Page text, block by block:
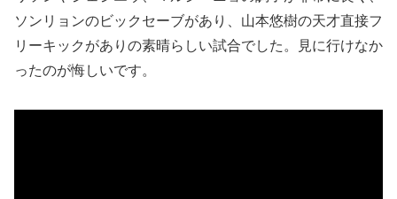
ソンリョンのビックセーブがあり、山本悠樹の天才直接フ
リーキックがありの素晴らしい試合でした。見に行けなか
ったのが悔しいです。